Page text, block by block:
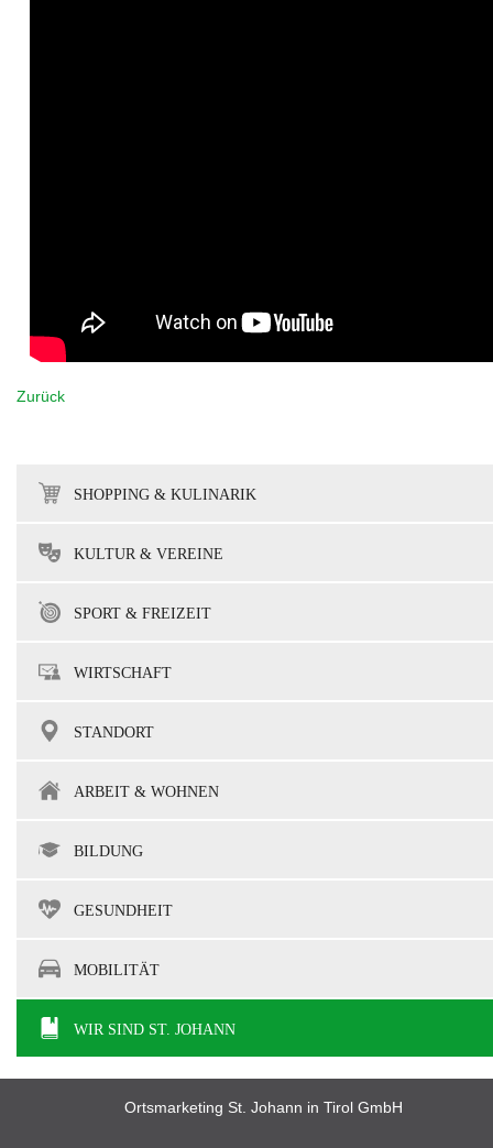
Zurück
SHOPPING & KULINARIK
KULTUR & VEREINE
SPORT & FREIZEIT
WIRTSCHAFT
STANDORT
ARBEIT & WOHNEN
BILDUNG
GESUNDHEIT
MOBILITÄT
WIR SIND ST. JOHANN
Ortsmarketing St. Johann in Tirol GmbH